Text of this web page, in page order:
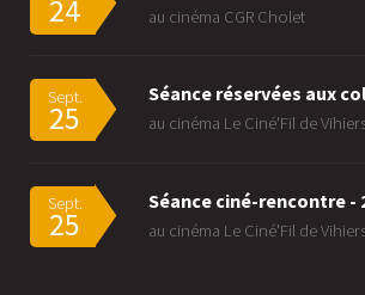
24 au cinéma CGR Cholet
Sept.
25
Séance réservées aux
au cinéma Le Ciné'Fil de
Sept.
25
Séance ciné-rencontre -
au cinéma Le Ciné'Fil de